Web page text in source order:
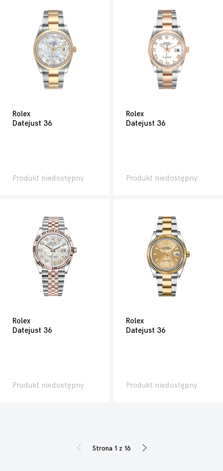
Rolex
Datejust 36
Produkt niedostępny
Rolex
Datejust 36
Produkt niedostępny
Rolex
Datejust 36
Produkt niedostępny
Rolex
Datejust 36
Produkt niedostępny
Strona 1 z 16